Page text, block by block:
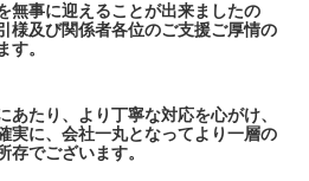
無事に迎えることが出来ましたの
様及び関係者各位のご支援ご厚情の
す。
あたり、より丁寧な対応を心がけ、
実に、会社一丸となってより一層の
存でございます。